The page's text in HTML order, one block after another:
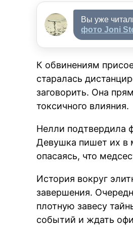
Вы уже
фото Joni
К обвинениям
старалась
заговорить. Она
токсичного влияния.
Нелли подтвердила
Девушка пишет их в
опасаясь, что
История вокруг
завершения.
плотную завесу
событий и ждать